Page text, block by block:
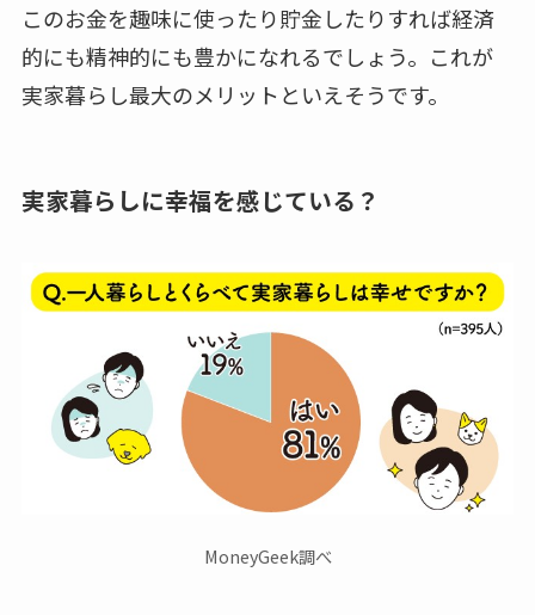
このお金を趣味に使ったり貯金したりすれば経済
的にも精神的にも豊かになれるでしょう。これが
実家暮らし最大のメリットといえそうです。
実家暮らしに幸福を感じている？
MoneyGeek調べ